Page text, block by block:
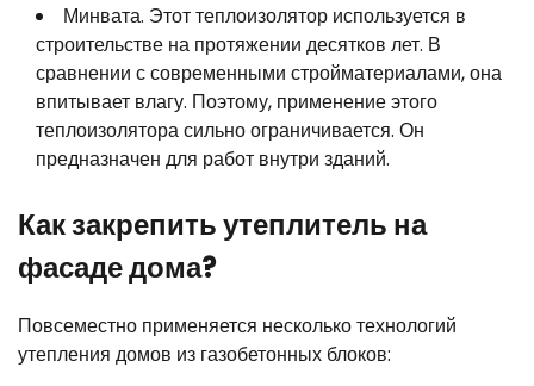
Минвата. Этот теплоизолятор используется в
строительстве на протяжении десятков лет. В
сравнении с современными стройматериалами, она
впитывает влагу. Поэтому, применение этого
теплоизолятора сильно ограничивается. Он
предназначен для работ внутри зданий.
Как закрепить утеплитель на
фасаде дома?
Повсеместно применяется несколько технологий
утепления домов из газобетонных блоков: